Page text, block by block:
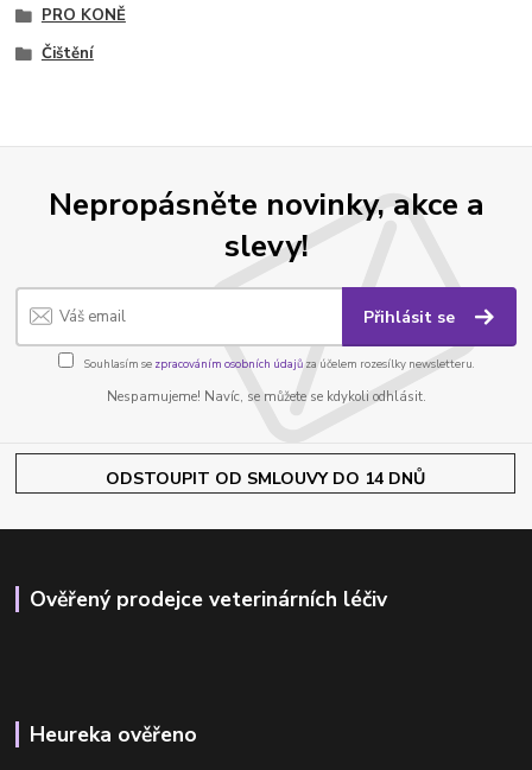
PRO KONĚ
Čištění
Nepropásněte novinky, akce a
slevy!
Přihlásit se
Souhlasím se zpracováním osobních údajůza účelem rozesílky newsletteru.
Nespamujeme! Navíc, se můžete se kdykoli odhlásit.
ODSTOUPIT OD SMLOUVY DO 14 DNŮ
Ověřený prodejce veterinárních léčiv
Heureka ověřeno